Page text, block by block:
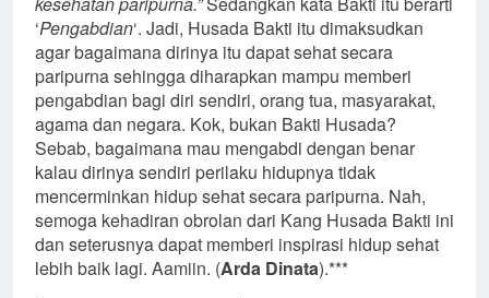
‘Pengabdian‘. Jadi, Husada Bakti itu dimaksudkan
agar bagaimana dirinya itu dapat sehat secara
paripurna sehingga diharapkan mampu memberi
pengabdian bagi diri sendiri, orang tua, masyarakat,
agama dan negara. Kok, bukan Bakti Husada?
Sebab, bagaimana mau mengabdi dengan benar
kalau dirinya sendiri perilaku hidupnya tidak
mencerminkan hidup sehat secara paripurna. Nah,
semoga kehadiran obrolan dari Kang Husada Bakti ini
dan seterusnya dapat memberi inspirasi hidup sehat
lebih baik lagi. Aamiin. (Arda Dinata).***